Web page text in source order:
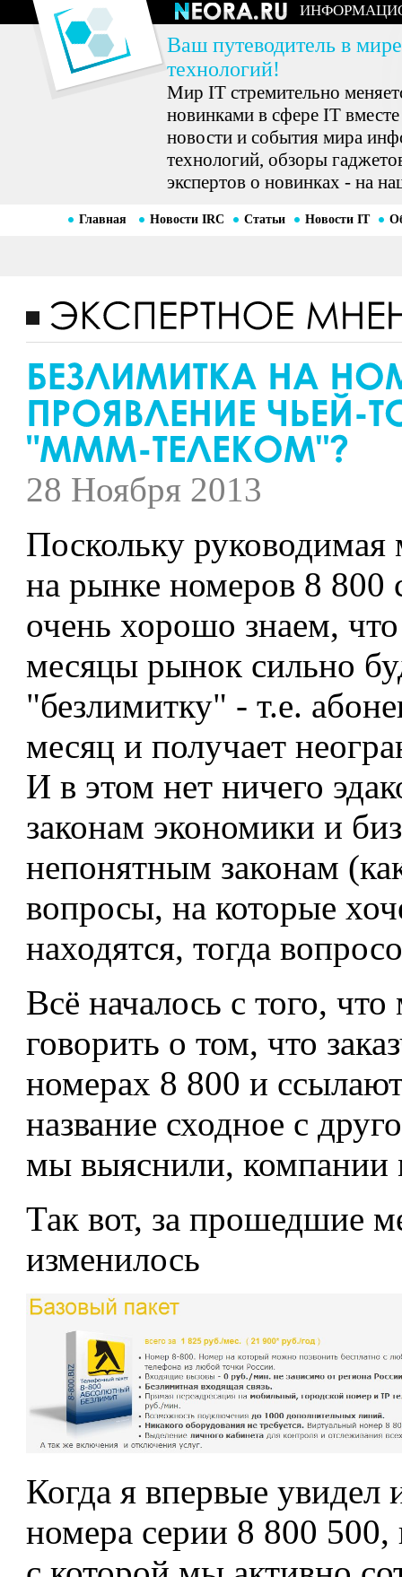
Ваш путеводитель в
технологий!
Мир IT стремительно
новинками в сфере IT
новости и события мира
технологий, обзоры
экспертов о новинках - на
Главная Новости IRC Статьи Новости IT
28 Ноября 2013
Поскольку
на рынке номеров 8 800
очень хорошо знаем,
месяцы рынок сильно
"безлимитку" - т.е.
месяц и получает
И в этом нет ничего
законам экономики и
непонятным законам
вопросы, на которые
находятся, тогда
Всё началось с того,
говорить о том, что
номерах 8 800 и
название сходное с
мы выяснили, компании
Так вот, за прошедшие
изменилось
Когда я впервые увидел
номера серии 8 800